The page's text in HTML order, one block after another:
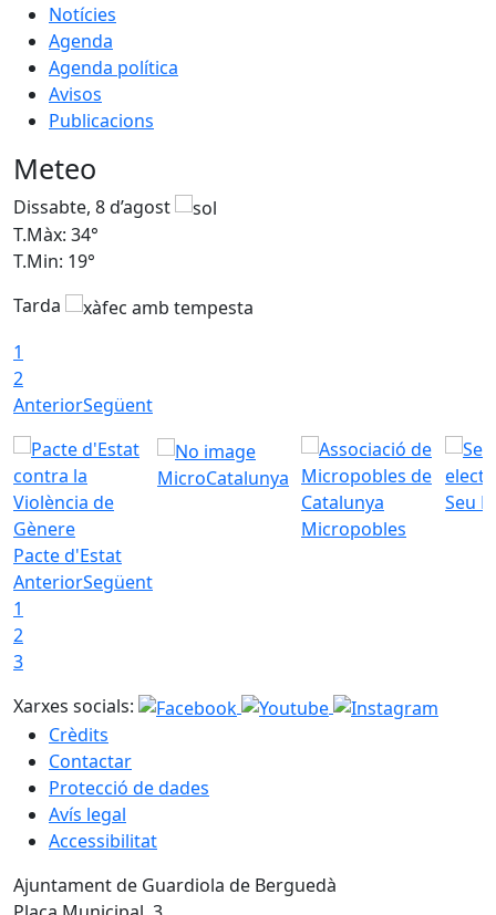
Notícies
Agenda
Agenda política
Avisos
Publicacions
Meteo
Dissabte, 8 d’agost
T.Màx: 34°
T.Min: 19°
Tarda
1
2
AnteriorSegüent
Pacte d'Estat
MicroCatalunya
Micropobles
Seu
AnteriorSegüent
1
2
3
Xarxes socials:
Crèdits
Contactar
Protecció de dades
Avís legal
Accessibilitat
Ajuntament de Guardiola de Berguedà